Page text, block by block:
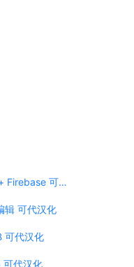
近店1.2.2版 实时优惠、活动和聊天 + Firebase 可代汉化
辑 可代汉化
可代汉化
代汉化